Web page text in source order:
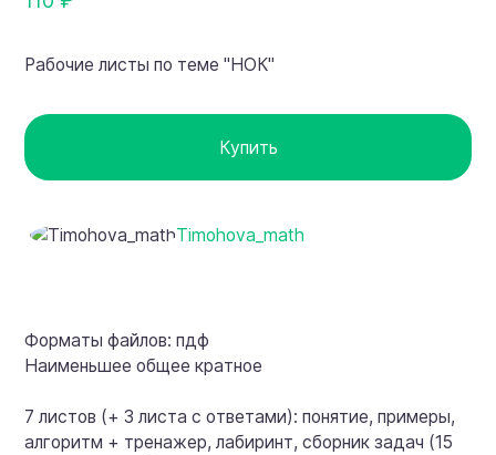
Рабочие листы по теме "НОК"
Купить
Timohova_math
Форматы файлов: пдф
Наименьшее общее кратное
7 листов (+ 3 листа с ответами): понятие, примеры,
алгоритм + тренажер, лабиринт, сборник задач (15